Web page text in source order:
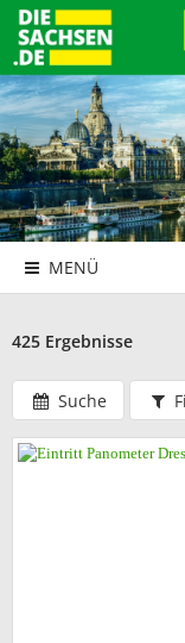
MENÜ
425 Ergebnisse
Suche